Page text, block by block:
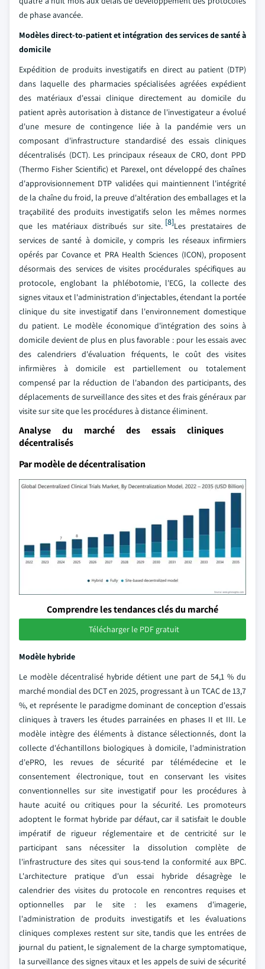
de phase avancée.
Modèles direct-to-patient et intégration des services de santé à
domicile
Expédition de produits investigatifs en direct au patient (DTP)
dans laquelle des pharmacies spécialisées agréées expédient
des matériaux d'essai clinique directement au domicile du
patient après autorisation à distance de l'investigateur a évolué
d'une mesure de contingence liée à la pandémie vers un
composant d'infrastructure standardisé des essais cliniques
décentralisés (DCT). Les principaux réseaux de CRO, dont PPD
(Thermo Fisher Scientific) et Parexel, ont développé des chaînes
d'approvisionnement DTP validées qui maintiennent l'intégrité
de la chaîne du froid, la preuve d'altération des emballages et la
traçabilité des produits investigatifs selon les mêmes normes
que les matériaux distribués sur site. [8]Les prestataires de
services de santé à domicile, y compris les réseaux infirmiers
opérés par Covance et PRA Health Sciences (ICON), proposent
désormais des services de visites procédurales spécifiques au
protocole, englobant la phlébotomie, l'ECG, la collecte des
signes vitaux et l'administration d'injectables, étendant la portée
clinique du site investigatif dans l'environnement domestique
du patient. Le modèle économique d'intégration des soins à
domicile devient de plus en plus favorable : pour les essais avec
des calendriers d'évaluation fréquents, le coût des visites
infirmières à domicile est partiellement ou totalement
compensé par la réduction de l'abandon des participants, des
déplacements de surveillance des sites et des frais généraux par
visite sur site que les procédures à distance éliminent.
Analyse du marché des essais cliniques
décentralisés
Par modèle de décentralisation
Comprendre les tendances clés du marché
Télécharger le PDF gratuit
Modèle hybride
Le modèle décentralisé hybride détient une part de 54,1 % du
marché mondial des DCT en 2025, progressant à un TCAC de 13,7
%, et représente le paradigme dominant de conception d'essais
cliniques à travers les études parrainées en phases II et III. Le
modèle intègre des éléments à distance sélectionnés, dont la
collecte d'échantillons biologiques à domicile, l'administration
d'ePRO, les revues de sécurité par télémédecine et le
consentement électronique, tout en conservant les visites
conventionnelles sur site investigatif pour les procédures à
haute acuité ou critiques pour la sécurité. Les promoteurs
adoptent le format hybride par défaut, car il satisfait le double
impératif de rigueur réglementaire et de centricité sur le
participant sans nécessiter la dissolution complète de
l'infrastructure des sites qui sous-tend la conformité aux BPC.
L'architecture pratique d'un essai hybride désagrège le
calendrier des visites du protocole en rencontres requises et
optionnelles par le site : les examens d'imagerie,
l'administration de produits investigatifs et les évaluations
cliniques complexes restent sur site, tandis que les entrées de
journal du patient, le signalement de la charge symptomatique,
la surveillance des signes vitaux et les appels de suivi de sécurité